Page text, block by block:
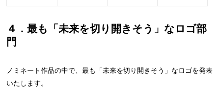
４．最も「未来を切り開きそう」なロゴ部
門
ノミネート作品の中で、最も「未来を切り開きそう」なロゴを発表
いたします。